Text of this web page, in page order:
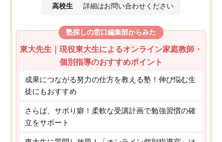
高校生 詳細はお問い合わせください
塾探しの窓口編集部からみた
東大先生｜現役東大生によるオンライン家庭教師・
個別指導のおすすめポイント
成果につながる努力の仕方を教える塾！伸び悩む生
徒にもおすすめ
さらば、サボり癖！柔軟な受講計画で勉強習慣の確
立をサポート